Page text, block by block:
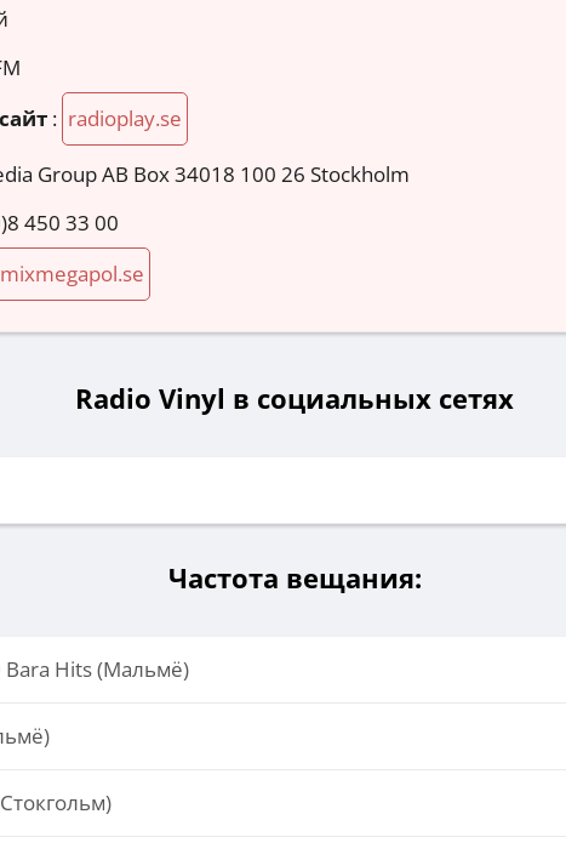
: radioplay.se
Group AB Box 34018 100 26 Stockholm
450 33 00
Radio Vinyl в социальных сетях
Частота вещания:
Bara Hits (Мальмё)